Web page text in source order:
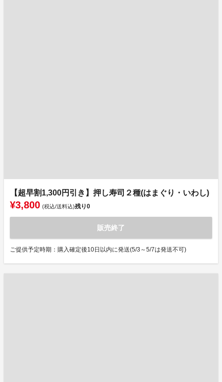
【超早割1,300円引き】押し寿司２種(はまぐり・いわし)
¥3,800 (税込/送料込)残り0
販売終了
ご提供予定時期：購入確定後10日以内に発送(5/3～5/7は発送不可)